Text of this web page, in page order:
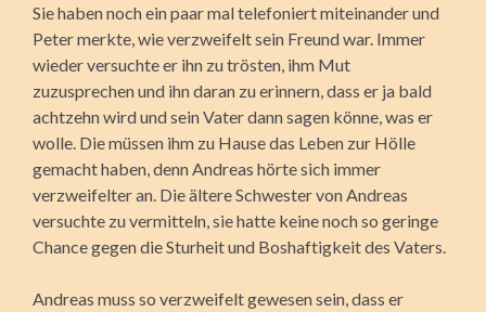
Sie haben noch ein paar mal telefoniert miteinander und
Peter merkte, wie verzweifelt sein Freund war. Immer
wieder versuchte er ihn zu trösten, ihm Mut
zuzusprechen und ihn daran zu erinnern, dass er ja bald
achtzehn wird und sein Vater dann sagen könne, was er
wolle. Die müssen ihm zu Hause das Leben zur Hölle
gemacht haben, denn Andreas hörte sich immer
verzweifelter an. Die ältere Schwester von Andreas
versuchte zu vermitteln, sie hatte keine noch so geringe
Chance gegen die Sturheit und Boshaftigkeit des Vaters.
Andreas muss so verzweifelt gewesen sein, dass er